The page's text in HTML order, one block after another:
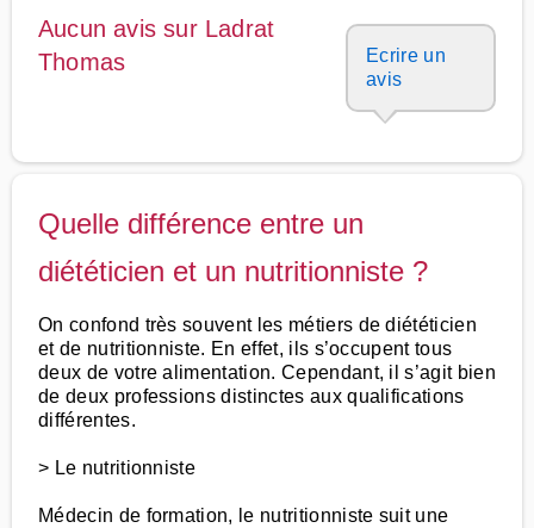
Aucun avis sur Ladrat
Thomas
Ecrire un
avis
Quelle différence entre un
diététicien et un nutritionniste ?
On confond très souvent les métiers de diététicien
et de nutritionniste. En effet, ils s’occupent tous
deux de votre alimentation. Cependant, il s’agit bien
de deux professions distinctes aux qualifications
différentes.
> Le nutritionniste
Médecin de formation, le nutritionniste suit une